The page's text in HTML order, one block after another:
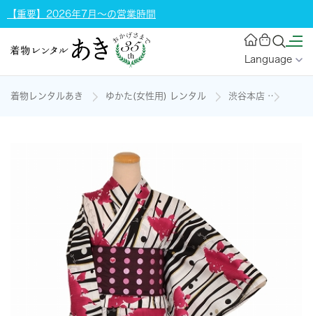
【重要】2026年7月～の営業時間
Language
着物レンタルあき ゆかた(女性用) レンタル 渋谷本店